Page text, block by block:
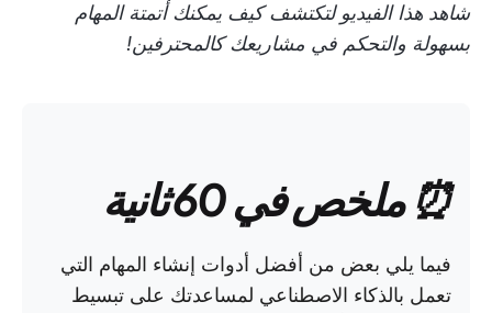
شاهد هذا الفيديو لتكتشف كيف يمكنك أتمتة المهام
بسهولة والتحكم في مشاريعك كالمحترفين!
⏰ ملخص في 60 ثانية
فيما يلي بعض من أفضل أدوات إنشاء المهام التي
تعمل بالذكاء الاصطناعي لمساعدتك على تبسيط